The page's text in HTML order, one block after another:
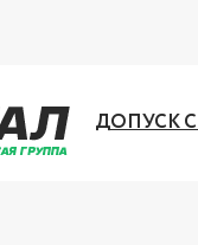
ДОПУСК